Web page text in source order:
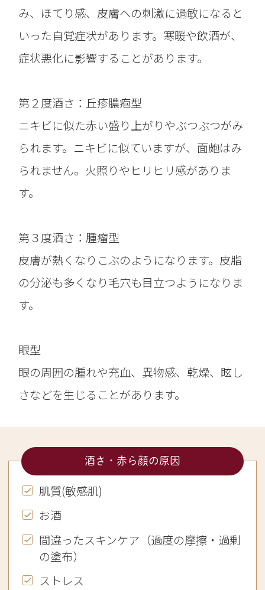
み、ほてり感、皮膚への刺激に過敏になると
いった自覚症状があります。寒暖や飲酒が、
症状悪化に影響することがあります。
第２度酒さ：丘疹膿疱型
ニキビに似た赤い盛り上がりやぶつぶつがみ
られます。ニキビに似ていますが、面皰はみ
られません。火照りやヒリヒリ感がありま
す。
第３度酒さ：腫瘤型
皮膚が熱くなりこぶのようになります。皮脂
の分泌も多くなり毛穴も目立つようになりま
す。
眼型
眼の周囲の腫れや充血、異物感、乾燥、眩し
さなどを生じることがあります。
酒さ・赤ら顔の原因
肌質(敏感肌)
お酒
間違ったスキンケア（過度の摩擦・過剰
の塗布）
ストレス